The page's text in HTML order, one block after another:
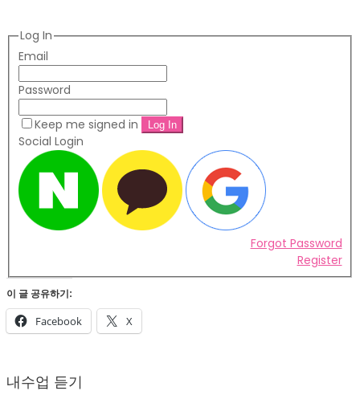
Log In
Email
Password
Keep me signed in
Social Login
Forgot Password
Register
이 글 공유하기:
Facebook X
02-
내수업 듣기